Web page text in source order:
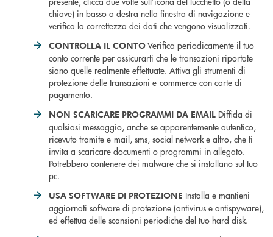
chiave) in basso a destra nella finestra di navigazione e
verifica la correttezza dei dati che vengono visualizzati.
CONTROLLA IL CONTOVerifica periodicamente il tuo
conto corrente per assicurarti che le transazioni riportate
siano quelle realmente effettuate. Attiva gli strumenti di
protezione delle transazioni e-commerce con carte di
pagamento.
NON SCARICARE PROGRAMMI DA EMAIL Diffida di
qualsiasi messaggio, anche se apparentemente autentico,
ricevuto tramite e-mail, sms, social network e altro, che ti
invita a scaricare documenti o programmi in allegato.
Potrebbero contenere dei malware che si installano sul tuo
pc.
USA SOFTWARE DI PROTEZIONE Installa e mantieni
aggiornati software di protezione (antivirus e antispyware),
ed effettua delle scansioni periodiche del tuo hard disk.